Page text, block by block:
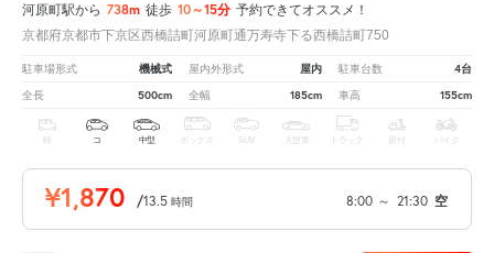
河原町駅から 738m 徒歩 10～15分 予約できてオススメ！
京都府京都市下京区西橋詰町河原町通万寿寺下る西橋詰町750
駐車場形式 機械式 屋内外形式 屋内 駐車台数 4台
全長 500cm 全幅 185cm 車高 155cm
軽 コ 中型 ボックス SUV 大型車 トラック 原付 バイク
¥1,870 /13.5 時間 8:00 ～ 21:30 空